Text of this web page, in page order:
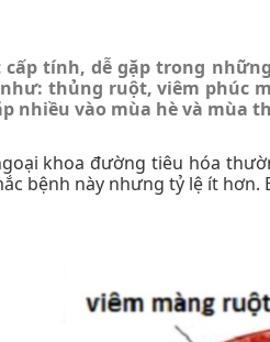
tính, dễ gặp trong
thủng ruột, viêm phúc
nhiều vào mùa hè và mùa
khoa đường tiêu hóa
bệnh này nhưng tỷ lệ ít hơn.